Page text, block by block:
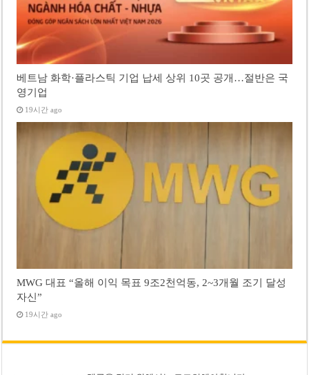
베트남 화학·플라스틱 기업 납세 상위 10곳 공개…절반은 국
영기업
19시간 ago
MWG 대표 “올해 이익 목표 9조2천억동, 2~3개월 조기 달성
자신”
19시간 ago